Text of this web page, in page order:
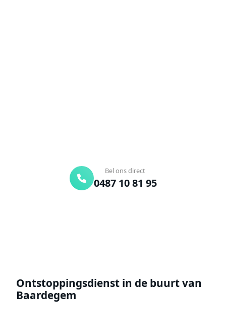
Bel ons direct
0487 10 81 95
Ontstoppingsdienst in de buurt van
Baardegem